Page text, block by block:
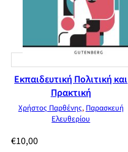
Εκπαιδευτική Πολιτική και
Πρακτική
Χρήστος Παρθένης, Παρασκευή
Ελευθερίου
€10,00